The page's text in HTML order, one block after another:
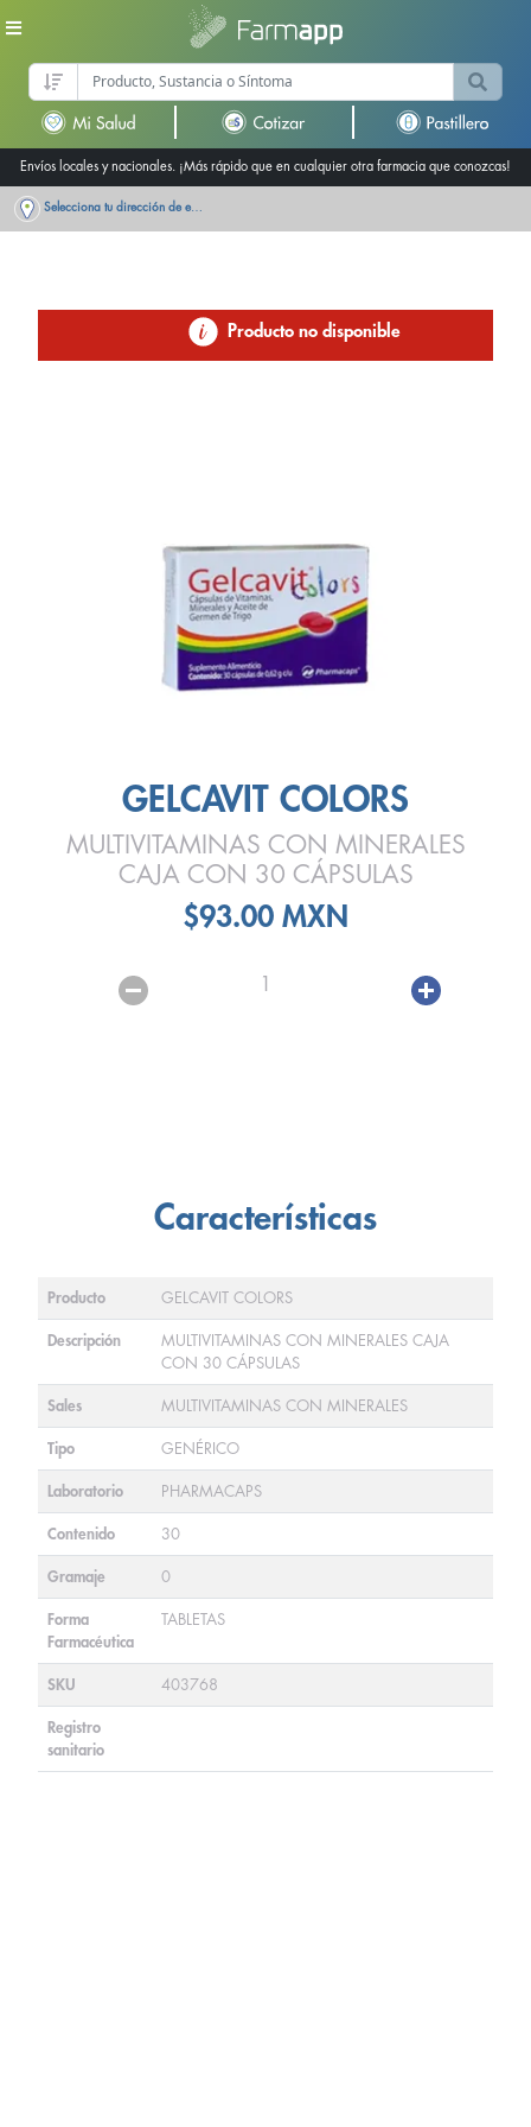
Envíos locales y nacionales. ¡Más rápido que en cualquier otra farmacia que conozcas!
Selecciona tu dirección de entrega
Producto no disponible
GELCAVIT COLORS
MULTIVITAMINAS CON MINERALES
CAJA CON 30 CÁPSULAS
$93.00 MXN
1
Características
Producto GELCAVIT COLORS
Descripción
MULTIVITAMINAS CON MINERALES CAJA
CON 30 CÁPSULAS
Sales MULTIVITAMINAS CON MINERALES
Tipo GENÉRICO
Laboratorio PHARMACAPS
Contenido 30
Gramaje 0
Forma
Farmacéutica
TABLETAS
SKU 403768
Registro
sanitario